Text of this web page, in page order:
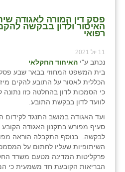
פסק דין המורה לאגודה
האיסור ולדון בבקשה
רפואי
11 יול 2021
נכתב ע"י האיחוד החקלאי
בית המשפט המחוזי בבאר שבע
הכללית לאסור על התובע להקים
כי הסמכות לדון בהחלטה כזו נתונה
לוועד לדון בבקשת התובע.
ועד האגודה במושב התנגד לקידום
סעיף מפורש בתקנון האגודה הקובע
לבקשה. בנוסף התקבלה הוראה
השיתופיות שעליו לחתום על
פרקליטות המדינה מטעם משרד
הבריאות הקובעת חד משמעית כי